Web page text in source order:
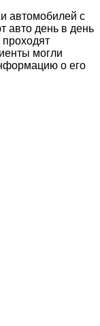
автомобилей с
авто день в день
могли
о его